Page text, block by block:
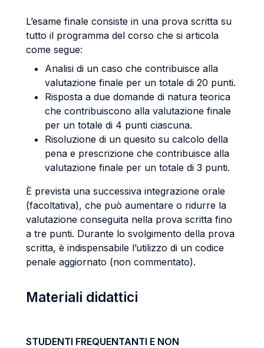
L’esame finale consiste in una prova scritta su
tutto il programma del corso che si articola
come segue:
Analisi di un caso che contribuisce alla
valutazione finale per un totale di 20 punti.
Risposta a due domande di natura teorica
che contribuiscono alla valutazione finale
per un totale di 4 punti ciascuna.
Risoluzione di un quesito su calcolo della
pena e prescrizione che contribuisce alla
valutazione finale per un totale di 3 punti.
È prevista una successiva integrazione orale
(facoltativa), che può aumentare o ridurre la
valutazione conseguita nella prova scritta fino
a tre punti. Durante lo svolgimento della prova
scritta, è indispensabile l’utilizzo di un codice
penale aggiornato (non commentato).
Materiali didattici
STUDENTI FREQUENTANTI E NON